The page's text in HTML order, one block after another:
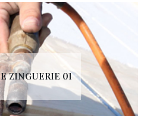
ZINGUERIE 01